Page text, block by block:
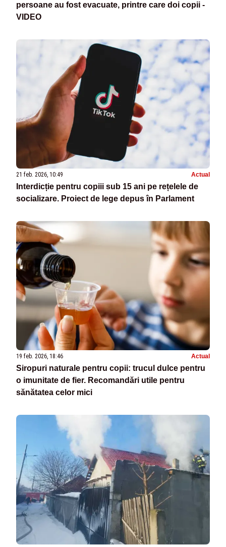
persoane au fost evacuate, printre care doi copii -
VIDEO
21 feb. 2026, 10:49 Actual
Interdicție pentru copiii sub 15 ani pe rețelele de
socializare. Proiect de lege depus în Parlament
19 feb. 2026, 18:46 Actual
Siropuri naturale pentru copii: trucul dulce pentru
o imunitate de fier. Recomandări utile pentru
sănătatea celor mici